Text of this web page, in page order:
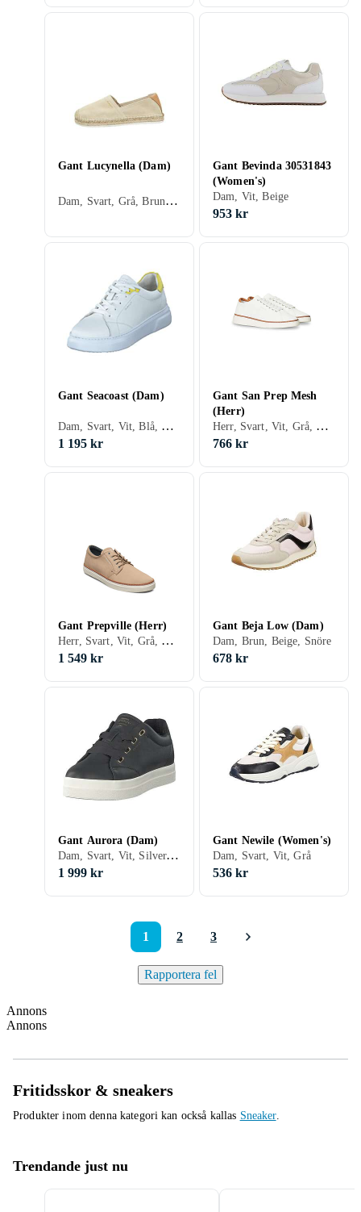
Gant Lucynella (Dam)
Dam, Svart, Grå, Brun, Beige
Gant Bevinda 30531843
(Women's)
Dam, Vit, Beige
953 kr
Gant Seacoast (Dam)
Dam, Svart, Vit, Blå, Gul, Snöre
1 195 kr
Gant San Prep Mesh
(Herr)
Herr, Svart, Vit, Grå, Brun, Blå, Grön, Beige, Khaki, Snöre
766 kr
Gant Prepville (Herr)
Herr, Svart, Vit, Grå, Brun, Blå, Grön, Beige, Khaki, Snöre
1 549 kr
Gant Beja Low (Dam)
Dam, Brun, Beige, Snöre
678 kr
Gant Aurora (Dam)
Dam, Svart, Vit, Silver, Grå, Brun, Blå, Röd, Grön, Beige, Rosa, Snöre
1 999 kr
Gant Newile (Women's)
Dam, Svart, Vit, Grå
536 kr
1 2 3
Rapportera fel
Annons
Annons
Fritidsskor & sneakers
Produkter inom denna kategori kan också kallas Sneaker.
Trendande just nu